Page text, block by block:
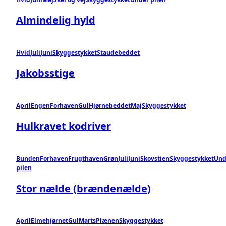
Almindelig hyld
HvidJuliJuniSkyggestykketStaudebeddet
Jakobsstige
AprilEngenForhavenGulHjørnebeddetMajSkyggestykket
Hulkravet kodriver
BundenForhavenFrugthavenGrønJuliJuniSkovstienSkyggestykket
pilen
Stor nælde (brændenælde)
AprilElmehjørnetGulMartsPlænenSkyggestykket